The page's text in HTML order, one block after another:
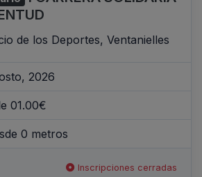
de los Deportes, Ventanielles
2026
01.00€
0 metros
Inscripciones cerradas